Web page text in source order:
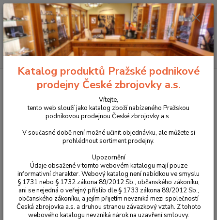
Menu
Hledat
+420 225 375 800
Pouzdra, kufry na zbraně a batohy
Samosvorná sumka
TacticalPro FAST-S na zásobník pro SA 58/ CZ 805 Bren a CZ Bren 2 v ráži
Samosvorná sumka TacticalPro
FAST-S na zásobník pro SA 58/
CZ 805 Bren a CZ Bren 2 v ráži
7,62x39 (více variant)
Novinka
Katalog produktů Pražské podnikové
prodejny České zbrojovky a.s.
Vítejte,
tento web slouží jako katalog zboží nabízeného Pražskou
podnikovou prodejnou České zbrojovky a.s..
V současné době není možné učinit objednávku, ale můžete si
prohlédnout sortiment prodejny.
Upozornění
Údaje obsažené v tomto webovém katalogu mají pouze
informativní charakter. Webový katalog není nabídkou ve smyslu
§ 1731 nebo § 1732 zákona 89/2012 Sb., občanského zákoníku,
ani se nejedná o veřejný příslib dle § 1733 zákona 89/2012 Sb.,
občanského zákoníku, a jejím přijetím nevzniká mezi společností
Česká zbrojovka a.s. a druhou stranou závazkový vztah. Z tohoto
webového katalogu nevzniká nárok na uzavření smlouvy.